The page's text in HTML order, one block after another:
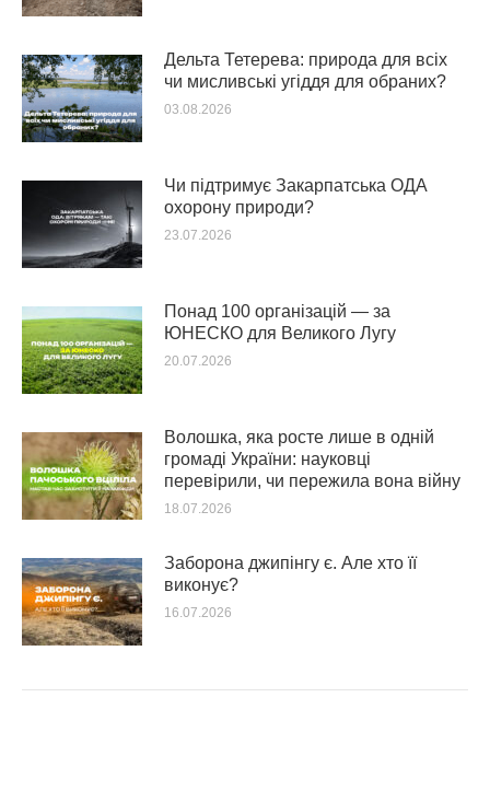
Дельта Тетерева: природа для всіх
чи мисливські угіддя для обраних?
03.08.2026
Чи підтримує Закарпатська ОДА
охорону природи?
23.07.2026
Понад 100 організацій — за
ЮНЕСКО для Великого Лугу
20.07.2026
Волошка, яка росте лише в одній
громаді України: науковці
перевірили, чи пережила вона війну
18.07.2026
Заборона джипінгу є. Але хто її
виконує?
16.07.2026